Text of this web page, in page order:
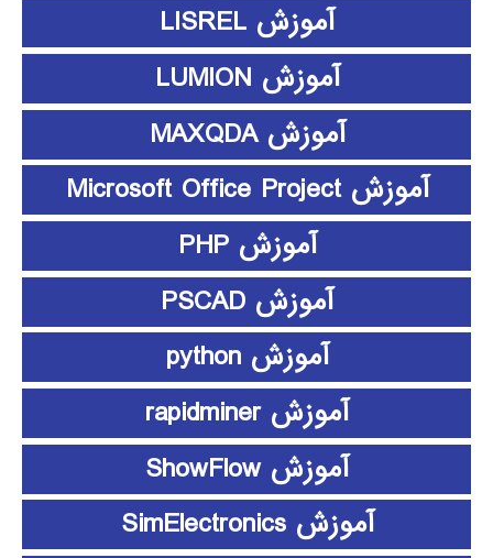
آموزش LISREL
آموزش LUMION
آموزش MAXQDA
آموزش Microsoft Office Project
آموزش PHP
آموزش PSCAD
آموزش python
آموزش rapidminer
آموزش ShowFlow
آموزش SimElectronics